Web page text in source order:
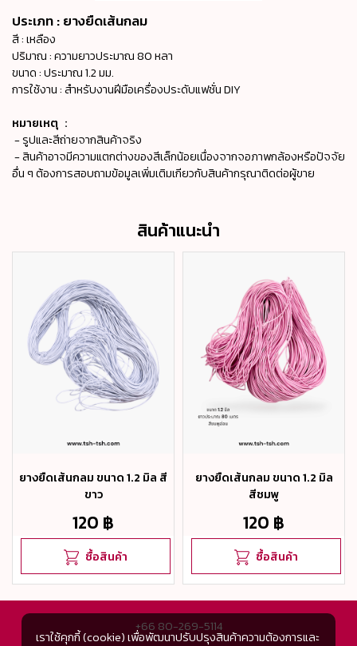
ประเภท : ยางยืดเส้นกลม
สี : เหลือง
ปริมาณ : ความยาวประมาณ 80 หลา
ขนาด : ประมาณ 1.2 มม.
การใช้งาน : สำหรับงานฝีมือเครื่องประดับแฟชั่น DIY
หมายเหตุ ：
- รูปและสีถ่ายจากสินค้าจริง
- สินค้าอาจมีความแตกต่างของสีเล็กน้อยเนื่องจากจอภาพกล้องหรือปัจจัย
อื่น ๆ ต้องการสอบถามข้อมูลเพิ่มเติมเกียวกับสินค้ากรุณาติดต่อผู้ขาย
สินค้าแนะนำ
ยางยืดเส้นกลม ขนาด 1.2 มิล สี
ขาว
120 ฿
ซื้อสินค้า
ยางยืดเส้นกลม ขนาด 1.2 มิล
สีชมพู
120 ฿
ซื้อสินค้า
+66 80-269-5114
เราใช้คุกกี้ (cookie) เพื่อพัฒนาปรับปรุงสินค้าความต้องการและ